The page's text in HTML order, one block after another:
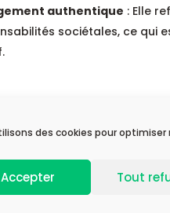
des cookies pour
Accepter Tout
authentique : Elle
sociétales, ce qui
à Or : mieux
100 en 2023, Top 8%,
d’obtenir la note de 78/100